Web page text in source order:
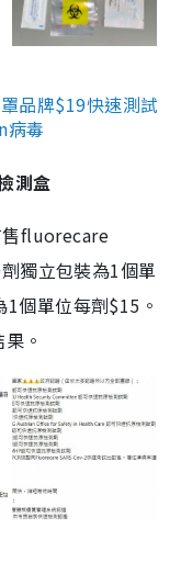
品牌$19快速測試
病毒
測盒
售fluorecare
獨立包裝為1個單
個單位每劑$15。
。